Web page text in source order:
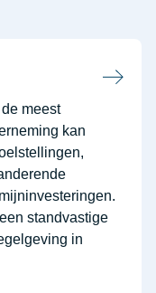
meest
kan
standvastige
in